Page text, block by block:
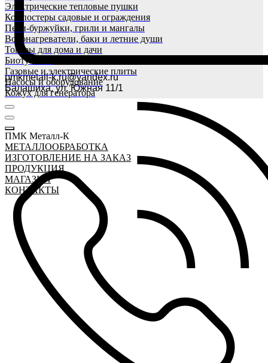
pmkmetall-k.ru@yandex.ru
Балашиха, ул. Южная 11/1
Электрические тепловые пушки
Компостеры садовые и ограждения
Печи-буржуйки, грили и мангалы
Водонагреватели, баки и летние души
Товары для дома и дачи
Биотуалеты
Газовые и электрические плиты
Насосы и оборудование
Кожух для генератора
ПМК Металл-К
МЕТАЛЛООБРАБОТКА
ИЗГОТОВЛЕНИЕ НА ЗАКАЗ
ПРОДУКЦИЯ
МАГАЗИН
КОНТАКТЫ